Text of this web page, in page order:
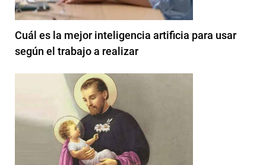
Cuál es la mejor inteligencia artificia para usar
según el trabajo a realizar